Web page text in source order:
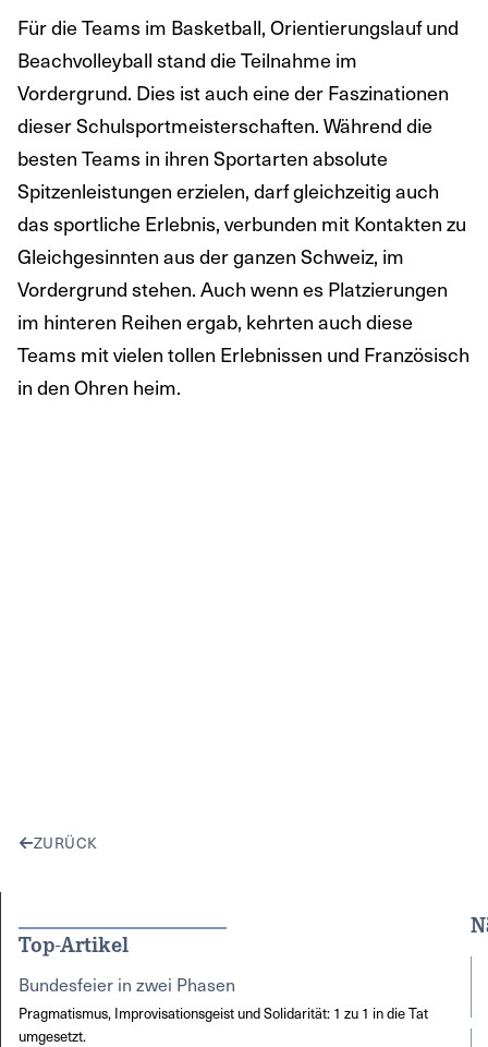
Für die Teams im Basketball, Orientierungslauf und
Beachvolleyball stand die Teilnahme im
Vordergrund. Dies ist auch eine der Faszinationen
dieser Schulsportmeisterschaften. Während die
besten Teams in ihren Sportarten absolute
Spitzenleistungen erzielen, darf gleichzeitig auch
das sportliche Erlebnis, verbunden mit Kontakten zu
Gleichgesinnten aus der ganzen Schweiz, im
Vordergrund stehen. Auch wenn es Platzierungen
im hinteren Reihen ergab, kehrten auch diese
Teams mit vielen tollen Erlebnissen und Französisch
in den Ohren heim.
ZURÜCK
Top-Artikel
Bundesfeier in zwei Phasen
Pragmatismus, Improvisationsgeist und Solidarität: 1 zu 1 in die Tat
umgesetzt.